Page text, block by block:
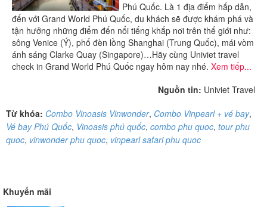
Phú Quốc. Là 1 địa điểm hấp dẫn,
đến với Grand World Phú Quốc, du khách sẽ được khám phá và
tận hưởng những điểm đến nổi tiếng khắp nơi trên thế giới như:
sông Venice (Ý), phố đèn lồng Shanghai (Trung Quốc), mái vòm
ánh sáng Clarke Quay (Singapore)…Hãy cùng Univiet travel
check in Grand World Phú Quốc ngay hôm nay nhé. Xem tiếp...
Nguồn tin: Univiet Travel
Từ khóa: Combo Vinoasis Vinwonder, Combo Vinpearl + vé bay,
Vé bay Phú Quốc, Vinoasis phú quốc, combo phu quoc, tour phu
quoc, vinwonder phu quoc, vinpearl safari phu quoc
Khuyến mãi